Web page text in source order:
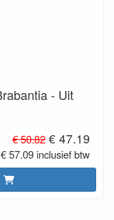
- Uit
€ 50.82 € 47.19
€ 57.09 inclusief btw